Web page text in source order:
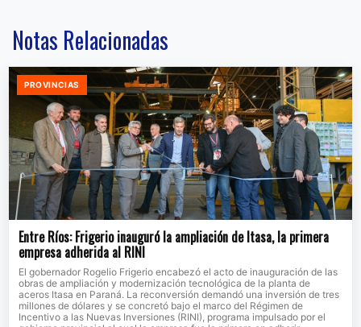
Notas Relacionadas
PROVINCIAS
Entre Ríos: Frigerio inauguró la ampliación de Itasa, la primera
empresa adherida al RINI
El gobernador Rogelio Frigerio encabezó el acto de inauguración de las
obras de ampliación y modernización tecnológica de la planta de
aceros Itasa en Paraná. La reconversión demandó una inversión de tres
millones de dólares y se concretó bajo el marco del Régimen de
Incentivo a las Nuevas Inversiones (RINI), programa impulsado por el